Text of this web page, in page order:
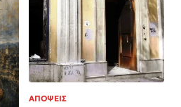
ΑΠΟΨΕΙΣ